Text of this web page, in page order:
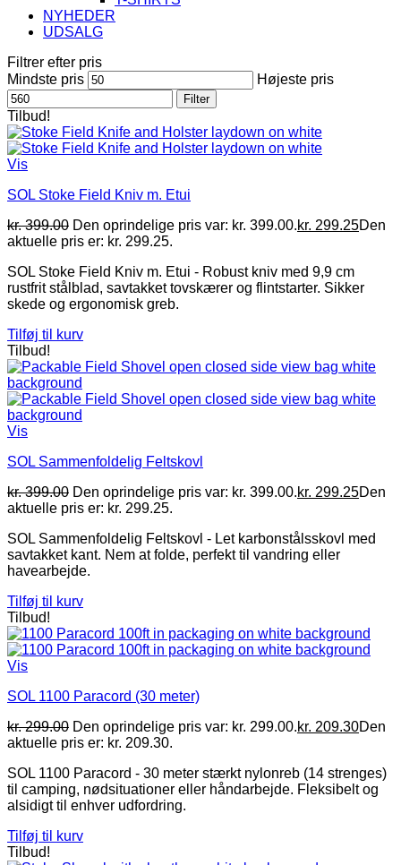
NYHEDER
UDSALG
Filtrer efter pris
Mindste pris
Højeste pris
Filter
Tilbud!
Vis
SOL Stoke Field Kniv m. Etui
kr.399.00 Den oprindelige pris var: kr. 399.00.kr. 299.25Den
aktuelle pris er: kr. 299.25.
SOL Stoke Field Kniv m. Etui - Robust kniv med 9,9 cm
rustfrit stålblad, savtakket tovskærer og flintstarter. Sikker
skede og ergonomisk greb.
Tilføj til kurv
Tilbud!
Vis
SOL Sammenfoldelig Feltskovl
kr.399.00 Den oprindelige pris var: kr. 399.00.kr. 299.25Den
aktuelle pris er: kr. 299.25.
SOL Sammenfoldelig Feltskovl - Let karbonstålsskovl med
savtakket kant. Nem at folde, perfekt til vandring eller
havearbejde.
Tilføj til kurv
Tilbud!
Vis
SOL 1100 Paracord (30 meter)
kr.299.00 Den oprindelige pris var: kr. 299.00.kr. 209.30Den
aktuelle pris er: kr. 209.30.
SOL 1100 Paracord - 30 meter stærkt nylonreb (14 strenges)
til camping, nødsituationer eller håndarbejde. Fleksibelt og
alsidigt til enhver udfordring.
Tilføj til kurv
Tilbud!